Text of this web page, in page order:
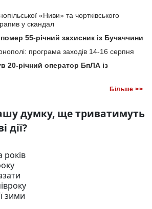
«Ниви» та чортківського
у скандал
55-річний захисник із Бучаччини
програма заходів 14-16 серпня
20-річний оператор БпЛА із
Більше >>
думку, ще триватимуть
дії?
років
зими